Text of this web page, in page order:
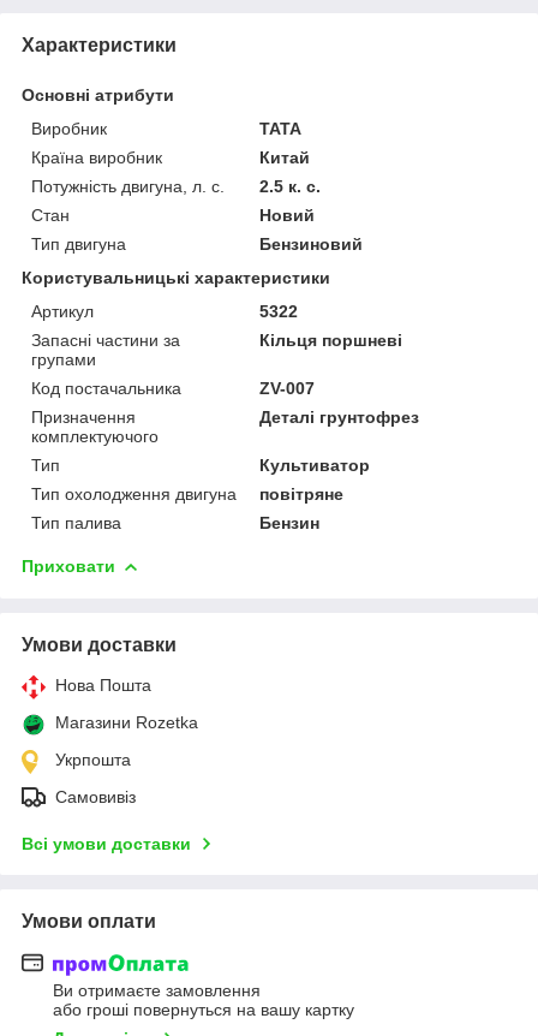
Характеристики
Основні атрибути
Виробник
TATA
Країна виробник
Китай
Потужність двигуна, л. с.
2.5 к. с.
Стан
Новий
Тип двигуна
Бензиновий
Користувальницькі характеристики
Артикул
5322
Запасні частини за
групами
Кільця поршневі
Код постачальника
ZV-007
Призначення
комплектуючого
Деталі грунтофрез
Тип
Культиватор
Тип охолодження двигуна
повітряне
Тип палива
Бензин
Приховати
Умови доставки
Нова Пошта
Магазини Rozetka
Укрпошта
Самовивіз
Всі умови доставки
Умови оплати
Ви отримаєте замовлення
або гроші повернуться на вашу картку